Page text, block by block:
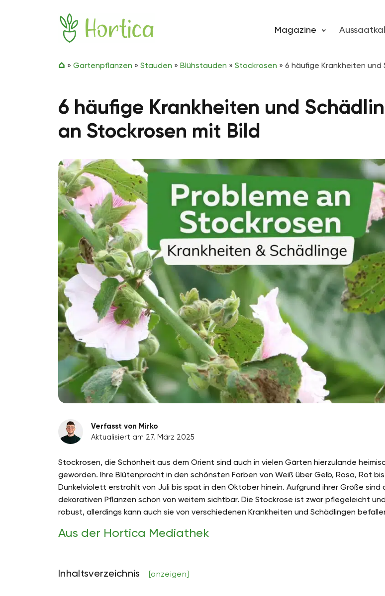
Magazine
» Gartenpflanzen » Stauden » Blühstauden » Stockrosen » 6 häufige Krankheiten und
6 häufige Krankheiten und
an Stockrosen mit Bild
Verfasst von Mirko
Aktualisiert am 27. März 2025
Stockrosen, die Schönheit aus dem Orient sind auch in vielen Gärten hierzulande
geworden. Ihre Blütenpracht in den schönsten Farben von Weiß über Gelb, Rosa, Rot bis
Dunkelviolett erstrahlt von Juli bis spät in den Oktober hinein. Aufgrund ihrer Größe sind
dekorativen Pflanzen schon von weitem sichtbar. Die Stockrose ist zwar pflegeleicht
robust, allerdings kann auch sie von verschiedenen Krankheiten und Schädlingen
Aus der Hortica Mediathek
Inhaltsverzeichnis [anzeigen]